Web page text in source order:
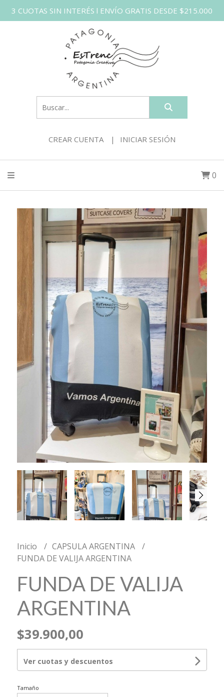
3 CUOTAS SIN INTERÉS l ENVÍO GRATIS DESDE $215.000
CREAR CUENTA INICIAR SESIÓN
0
Inicio
CAPSULA ARGENTINA
FUNDA DE VALIJA ARGENTINA
FUNDA DE VALIJA
ARGENTINA
$39.900,00
Ver cuotas y descuentos
Tamaño